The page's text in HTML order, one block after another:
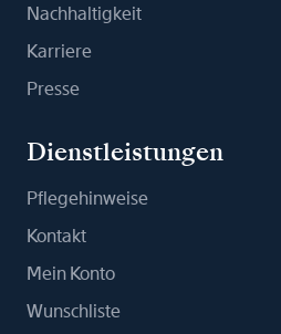
Nachhaltigkeit
Karriere
Presse
Dienstleistungen
Pflegehinweise
Kontakt
Mein Konto
Wunschliste